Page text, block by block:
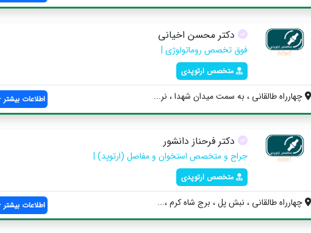
دکتر محسن اخیانی
فوق تخصص روماتولوژی |
متخصص ارتوپدی
چهارراه طالقانی ، به سمت میدان شهدا ، نر... اطلاعات بیشتر
دکتر فرحناز دانشور
جراح و متخصص استخوان و مفاصل (ارتوپد) |
متخصص ارتوپدی
چهارراه طالقانی ، نبش پل ، برج شاه کرم ،... اطلاعات بیشتر